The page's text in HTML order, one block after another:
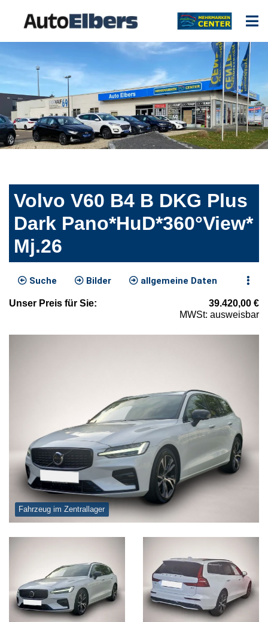
Volvo V60 B4 B DKG Plus
Dark Pano*HuD*360°View*
Mj.26
Suche Bilder allgemeine Daten
Unser Preis für Sie: 39.420,00 €
MWSt: ausweisbar
Fahrzeug im Zentrallager